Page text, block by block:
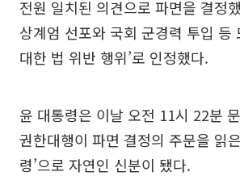
전원 일치된 의견으로 파면을 결정
상계엄 선포와 국회 군경력 투입 등
대한 법 위반 행위’로 인정했다.
윤 대통령은 이날 오전 11시 22분
권한대행이 파면 결정의 주문을 읽
령’으로 자연인 신분이 됐다.